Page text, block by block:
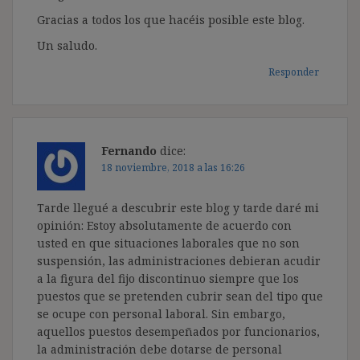
Gracias a todos los que hacéis posible este blog.
Un saludo.
Responder
Fernando dice:
18 noviembre, 2018 a las 16:26
Tarde llegué a descubrir este blog y tarde daré mi
opinión: Estoy absolutamente de acuerdo con
usted en que situaciones laborales que no son
suspensión, las administraciones debieran acudir
a la figura del fijo discontinuo siempre que los
puestos que se pretenden cubrir sean del tipo que
se ocupe con personal laboral. Sin embargo,
aquellos puestos desempeñados por funcionarios,
la administración debe dotarse de personal